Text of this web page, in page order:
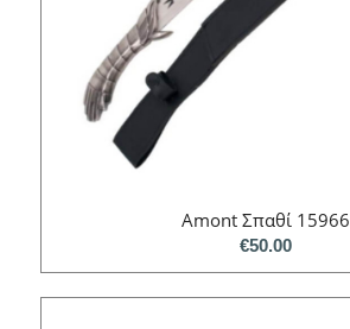
Amont Σπαθί 15966
€50.00